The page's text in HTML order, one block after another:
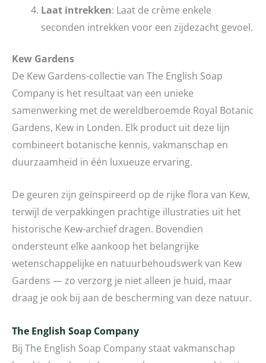
Laat intrekken: Laat de crème enkele
seconden intrekken voor een zijdezacht gevoel.
Kew Gardens
De Kew Gardens-collectie van The English Soap
Company is het resultaat van een unieke
samenwerking met de wereldberoemde Royal Botanic
Gardens, Kew in Londen. Elk product uit deze lijn
combineert botanische kennis, vakmanschap en
duurzaamheid in één luxueuze ervaring.
De geuren zijn geïnspireerd op de rijke flora van Kew,
terwijl de verpakkingen prachtige illustraties uit het
historische Kew-archief dragen. Bovendien
ondersteunt elke aankoop het belangrijke
wetenschappelijke en natuurbehoudswerk van Kew
Gardens — zo verzorg je niet alleen je huid, maar
draag je ook bij aan de bescherming van deze natuur.
The English Soap Company
Bij The English Soap Company staat vakmanschap